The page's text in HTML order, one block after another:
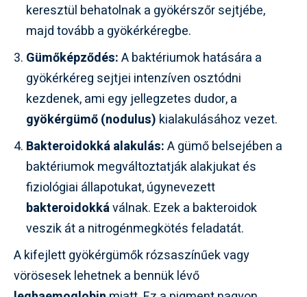
keresztül behatolnak a gyökérszőr sejtjébe,
majd tovább a gyökérkéregbe.
Gümőképződés:A baktériumok hatására a
gyökérkéreg sejtjei intenzíven osztódni
kezdenek, ami egy jellegzetes dudor, a
gyökérgümő (nodulus) kialakulásához vezet.
Bakteroidokká alakulás:A gümő belsejében a
baktériumok megváltoztatják alakjukat és
fiziológiai állapotukat, úgynevezett
bakteroidokkáválnak. Ezek a bakteroidok
veszik át a nitrogénmegkötés feladatát.
A kifejlett gyökérgümők rózsaszínűek vagy
vörösesek lehetnek a bennük lévő